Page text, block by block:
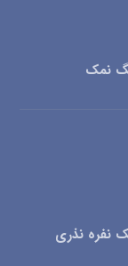
نمک
نفره نذری